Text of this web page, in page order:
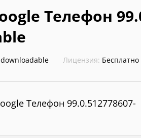
Телефон
Лицензия:
Телефон 99.0.512778607-